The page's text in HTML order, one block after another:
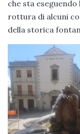
che sta
rottura di alcuni
della storica